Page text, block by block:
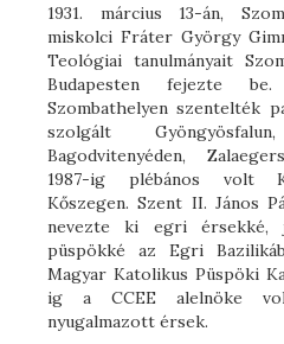
1931. március 13-án,
miskolci Fráter György
Teológiai tanulmányait
Budapesten fejezte
Szombathelyen szentelték
szolgált
Bagodvitenyéden,
1987-ig plébános volt
Kőszegen. Szent II. János
nevezte ki egri érsekké,
püspökké az Egri
Magyar Katolikus Püspöki
ig a CCEE alelnöke
nyugalmazott érsek.